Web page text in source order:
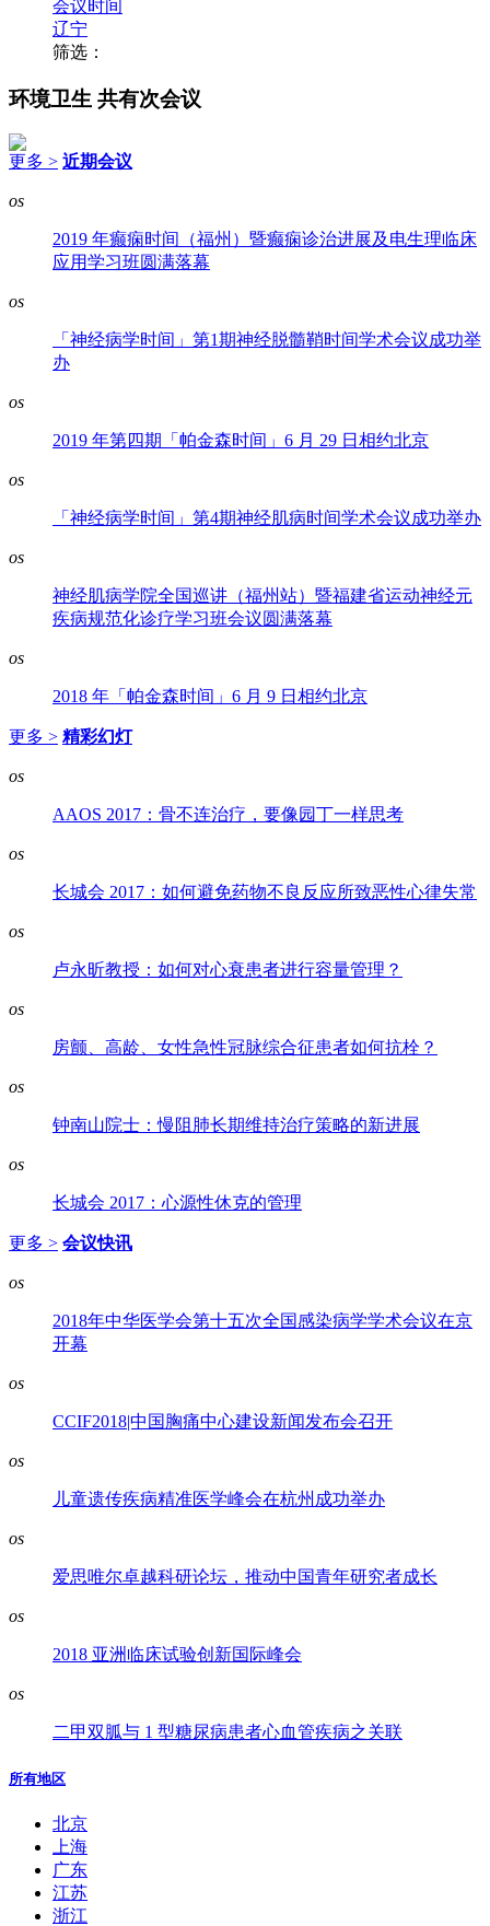
会议时间
辽宁
筛选：
环境卫生 共有次会议
更多 > 近期会议
os
2019 年癫痫时间（福州）暨癫痫诊治进展及电生理临床
应用学习班圆满落幕
os
「神经病学时间」第1期神经脱髓鞘时间学术会议成功举
办
os
2019 年第四期「帕金森时间」6 月 29 日相约北京
os
「神经病学时间」第4期神经肌病时间学术会议成功举办
os
神经肌病学院全国巡讲（福州站）暨福建省运动神经元
疾病规范化诊疗学习班会议圆满落幕
os
2018 年「帕金森时间」6 月 9 日相约北京
更多 > 精彩幻灯
os
AAOS 2017：骨不连治疗，要像园丁一样思考
os
长城会 2017：如何避免药物不良反应所致恶性心律失常
os
卢永昕教授：如何对心衰患者进行容量管理？
os
房颤、高龄、女性急性冠脉综合征患者如何抗栓？
os
钟南山院士：慢阻肺长期维持治疗策略的新进展
os
长城会 2017：心源性休克的管理
更多 > 会议快讯
os
2018年中华医学会第十五次全国感染病学学术会议在京
开幕
os
CCIF2018|中国胸痛中心建设新闻发布会召开
os
儿童遗传疾病精准医学峰会在杭州成功举办
os
爱思唯尔卓越科研论坛，推动中国青年研究者成长
os
2018 亚洲临床试验创新国际峰会
os
二甲双胍与 1 型糖尿病患者心血管疾病之关联
所有地区
北京
上海
广东
江苏
浙江